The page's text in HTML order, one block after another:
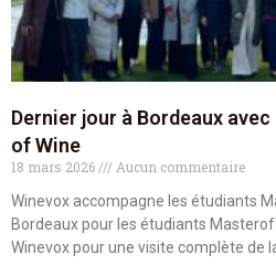
Dernier jour à Bordeaux
of Wine
18 mars 2026
Aucun commentaire
Winevox accompagne les étudiants
Bordeaux pour les étudiants
Winevox pour une visite complète de